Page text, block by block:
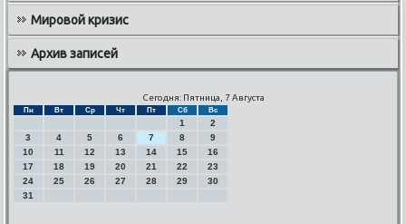
Мировой кризис
Архив записей
Сегодня: Пятница, 7 Августа
Пн Вт Ср Чт Пт Сб Вс
1
2
3
4 5 6 7 8
9
10
11 12 13 14 15
16
17
18 19 20 21 22
23
24
25 26 27 28 29
30
31